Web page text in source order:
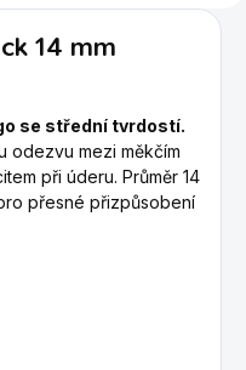
14 mm
se střední tvrdostí.
odezvu mezi měkčím
při úderu. Průměr 14
přesné přizpůsobení